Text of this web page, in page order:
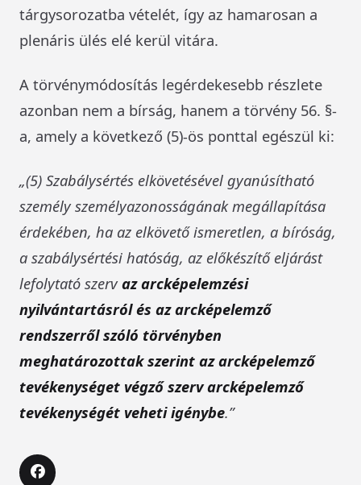
tárgysorozatba vételét, így az hamarosan a
plenáris ülés elé kerül vitára.
A törvénymódosítás legérdekesebb részlete
azonban nem a bírság, hanem a törvény 56. §-
a, amely a következő (5)-ös ponttal egészül ki:
„(5) Szabálysértés elkövetésével gyanúsítható
személy személyazonosságának megállapítása
érdekében, ha az elkövető ismeretlen, a bíróság,
a szabálysértési hatóság, az előkészítő eljárást
lefolytató szervaz arcképelemzési
nyilvántartásról és az arcképelemző
rendszerről szóló törvényben
meghatározottak szerint az arcképelemző
tevékenységet végző szerv arcképelemző
tevékenységét veheti igénybe.”